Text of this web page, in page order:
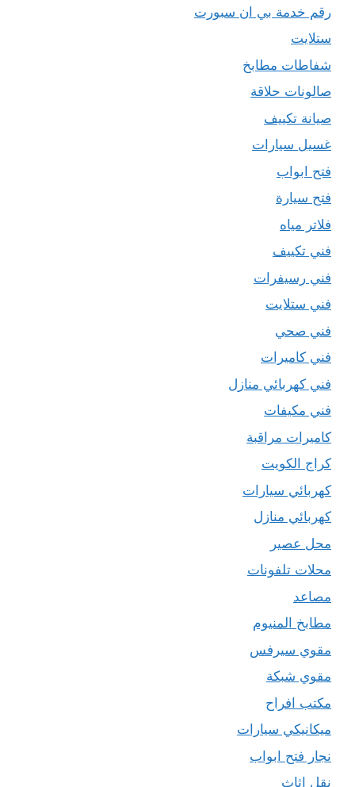
رقم خدمة بي ان سبورت
ستلايت
شفاطات مطابخ
صالونات حلاقة
صيانة تكييف
غسيل سيارات
فتح ابواب
فتح سيارة
فلاتر مياه
فني تكييف
فني رسيفرات
فني ستلايت
فني صحي
فني كاميرات
فني كهربائي منازل
فني مكيفات
كاميرات مراقبة
كراج الكويت
كهربائي سيارات
كهربائي منازل
محل عصير
محلات تلفونات
مصاعد
مطابخ المنيوم
مقوي سيرفس
مقوي شبكة
مكتب افراح
ميكانيكي سيارات
نجار فتح ابواب
نقل اثاث